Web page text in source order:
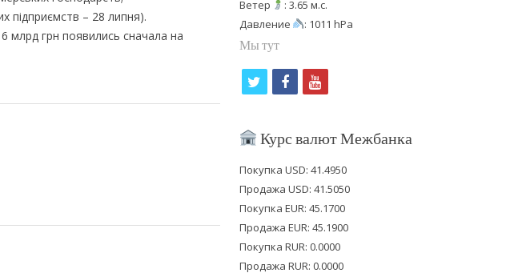
підприємств – 28 липня).
млрд грн появились сначала на
Ветер
: 3.65 м.с.
Давление
: 1011 hPa
Мы тут
i
t
e
r
f
c
b
o
o
k
y
u
u
b
e
Курс валют Межбанка
Покупка USD: 41.4950
Продажа USD: 41.5050
Покупка EUR: 45.1700
Продажа EUR: 45.1900
Покупка RUR: 0.0000
Продажа RUR: 0.0000